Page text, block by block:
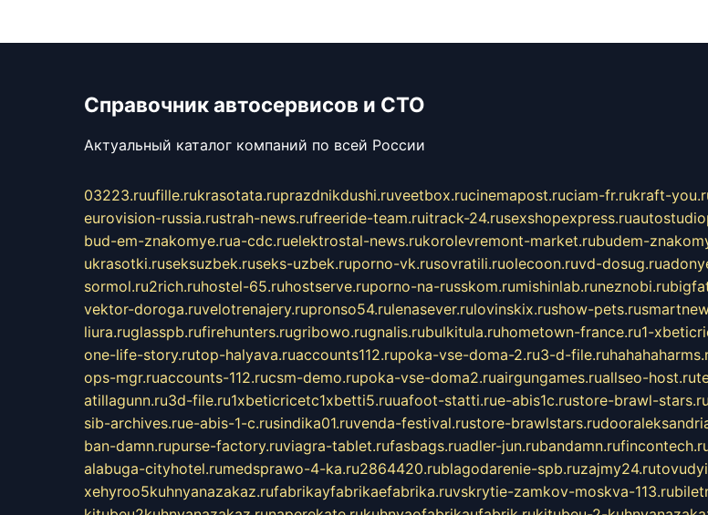
Справочник автосервисов и СТО
Актуальный каталог компаний по всей России
03223.ruufille.rukrasotata.ruprazdnikdushi.ruveetbox.rucinemapost.ruciam-fr.rukraft-
eurovision-russia.rustrah-news.rufreeride-team.ruitrack-24.rusexshopexpress.ru
bud-em-znakomye.rua-cdc.ruelektrostal-news.rukorolevremont-market.rubudem-
ukrasotki.ruseksuzbek.ruseks-uzbek.ruporno-vk.rusovratili.ruolecoon.ruvd-dosug.ru
sormol.ru2rich.ruhostel-65.ruhostserve.ruporno-na-russkom.rumishinlab.runeznobi.ru
vektor-doroga.ruvelotrenajery.rupronso54.rulenasever.rulovinskix.rushow-pets.ru
liura.ruglasspb.rufirehunters.rugribowo.rugnalis.rubulkitula.ruhometown-france.ru1-
one-life-story.rutop-halyava.ruaccounts112.rupoka-vse-doma-2.ru3-d-file.ru
ops-mgr.ruaccounts-112.rucsm-demo.rupoka-vse-doma2.ruairgungames.ruallseo-host.ru
atillagunn.ru3d-file.ru1xbeticricetc1xbetti5.ruuafoot-statti.rue-abis1c.rustore-brawl-stars.ru
sib-archives.rue-abis-1-c.rusindika01.ruvenda-festival.rustore-brawlstars.ru
ban-damn.rupurse-factory.ruviagra-tablet.rufasbags.ruadler-jun.rubandamn.ru
alabuga-cityhotel.rumedsprawo-4-ka.ru2864420.rublagodarenie-spb.ruzajmy24.ru
xehyroo5kuhnyanazakaz.rufabrikayfabrikaefabrika.ruvskrytie-zamkov-moskva-113.ru